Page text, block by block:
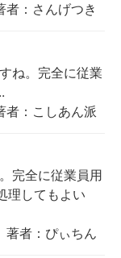
者：さんげつき
ね。完全に従業
者：こしあん派
完全に従業員用
理してもよい
著者：ぴぃちん